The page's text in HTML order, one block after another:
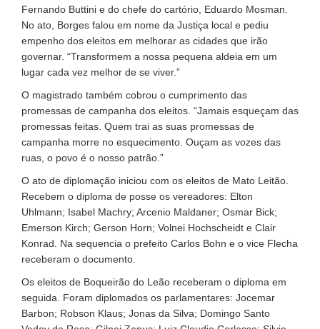
Fernando Buttini e do chefe do cartório, Eduardo Mosman.
No ato, Borges falou em nome da Justiça local e pediu
empenho dos eleitos em melhorar as cidades que irão
governar. “Transformem a nossa pequena aldeia em um
lugar cada vez melhor de se viver.”
O magistrado também cobrou o cumprimento das
promessas de campanha dos eleitos. “Jamais esqueçam das
promessas feitas. Quem trai as suas promessas de
campanha morre no esquecimento. Ouçam as vozes das
ruas, o povo é o nosso patrão.”
O ato de diplomação iniciou com os eleitos de Mato Leitão.
Recebem o diploma de posse os vereadores: Elton
Uhlmann; Isabel Machry; Arcenio Maldaner; Osmar Bick;
Emerson Kirch; Gerson Horn; Volnei Hochscheidt e Clair
Konrad. Na sequencia o prefeito Carlos Bohn e o vice Flecha
receberam o documento.
Os eleitos de Boqueirão do Leão receberam o diploma em
seguida. Foram diplomados os parlamentares: Jocemar
Barbon; Robson Klaus; Jonas da Silva; Domingo Santo